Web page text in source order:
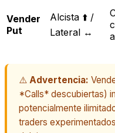
Vender
Put
Alcista ⬆️ /
Lateral ↔️
⚠️ Advertencia:
*Calls* descubiertas)
potencialmente
traders